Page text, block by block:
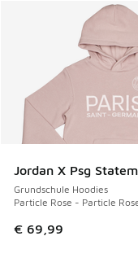
Jordan X Psg
Grundschule Hoodies
Particle Rose - Particle
€ 69,99